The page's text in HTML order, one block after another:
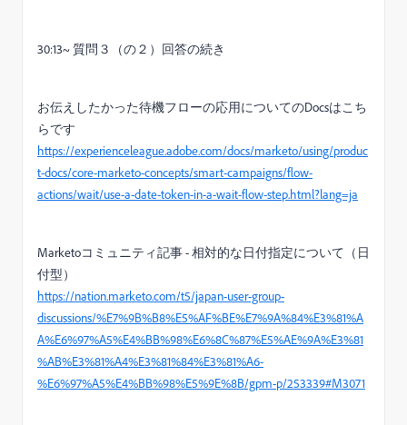
30:13~ 質問３（の２）回答の続き
お伝えしたかった待機フローの応用についてのDocsはこち
らです
https://experienceleague.adobe.com/docs/marketo/using/produc
t-docs/core-marketo-concepts/smart-campaigns/flow-
actions/wait/use-a-date-token-in-a-wait-flow-step.html?lang=ja
Marketoコミュニティ記事 - 相対的な日付指定について（日
付型）
https://nation.marketo.com/t5/japan-user-group-
discussions/%E7%9B%B8%E5%AF%BE%E7%9A%84%E3%81%A
A%E6%97%A5%E4%BB%98%E6%8C%87%E5%AE%9A%E3%81
%AB%E3%81%A4%E3%81%84%E3%81%A6-
%E6%97%A5%E4%BB%98%E5%9E%8B/gpm-p/253339#M3071